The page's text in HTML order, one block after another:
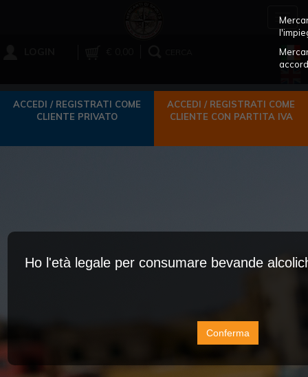
ACCEDI / REGISTRATI COME
CLIENTE PRIVATO
ACCEDI / REGISTRATI COME
CLIENTE CON PARTITA IVA
Ho l'età legale per consumare bevande
Conferma